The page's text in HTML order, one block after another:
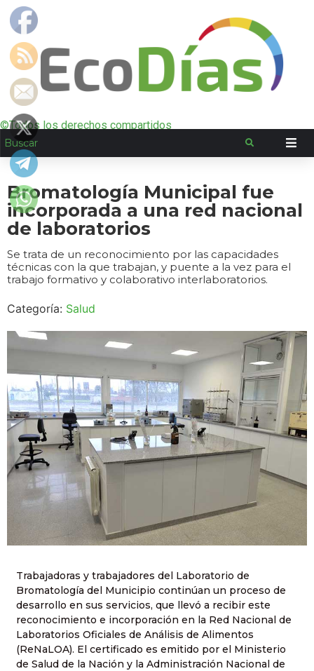
©Todos los derechos compartidos
Bromatología Municipal fue
incorporada a una red nacional
de laboratorios
Se trata de un reconocimiento por las capacidades
técnicas con la que trabajan, y puente a la vez para el
trabajo formativo y colaborativo interlaboratorios.
Categoría: Salud
Trabajadoras y trabajadores del Laboratorio de
Bromatología del Municipio continúan un proceso de
desarrollo en sus servicios, que llevó a recibir este
reconocimiento e incorporación en la Red Nacional de
Laboratorios Oficiales de Análisis de Alimentos
(ReNaLOA). El certificado es emitido por el Ministerio
de Salud de la Nación y la Administración Nacional de